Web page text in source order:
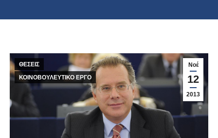
Νοέ
12
2013
ΘΕΣΕΙΣ
ΚΟΙΝΟΒΟΥΛΕΥΤΙΚΟ ΕΡΓΟ